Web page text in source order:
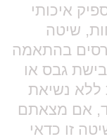
איכותי
שיטה
בהתאמה
גבס או
ללא נשיאת
אם מצאתם
זו כדאי